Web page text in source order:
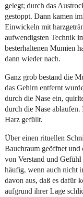
gelegt; durch das
gestoppt. Dann kamen
Einwickeln mit
aufwendigsten Technik
besterhaltenen Mumien
dann wieder nach.
Ganz grob bestand die
das Gehirn entfernt
durch die Nase ein,
durch die Nase
Harz gefüllt.
Über einen rituellen
Bauchraum geöffnet und
von Verstand und
häufig, wenn auch nicht
davon aus, daß es dafür
aufgrund ihrer Lage